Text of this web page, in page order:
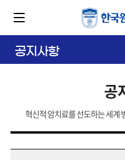
공지사항
공
혁신적 암치료를 선도하는 세계